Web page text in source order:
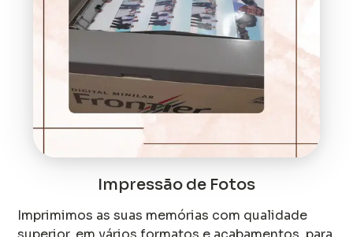
Impressão de Fotos
Imprimimos as suas memórias com qualidade